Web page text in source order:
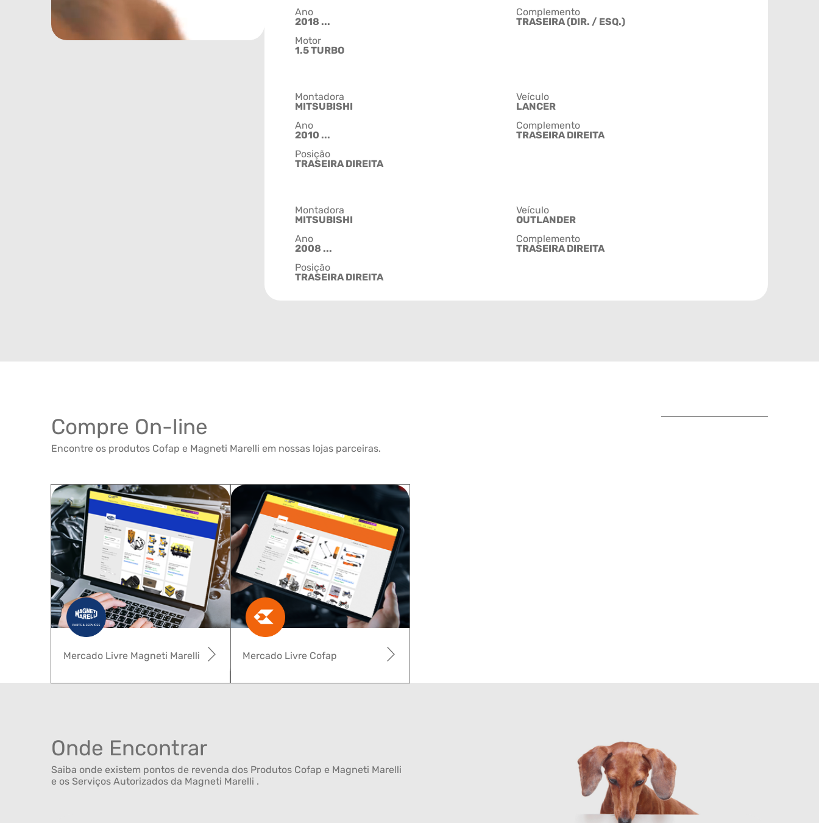
Ano
2018 ...
Complemento
TRASEIRA (DIR. / ESQ.)
Motor
1.5 TURBO
Montadora
MITSUBISHI
Veículo
LANCER
Ano
2010 ...
Complemento
TRASEIRA DIREITA
Posição
TRASEIRA DIREITA
Montadora
MITSUBISHI
Veículo
OUTLANDER
Ano
2008 ...
Complemento
TRASEIRA DIREITA
Posição
TRASEIRA DIREITA
Compre On-line
Encontre os produtos Cofap e Magneti Marelli em nossas lojas parceiras.
Mercado Livre Cofap
Mercado Livre Magneti Marelli
Onde Encontrar
Saiba onde existem pontos de revenda dos Produtos Cofap e Magneti Marelli
e os Serviços Autorizados da Magneti Marelli .